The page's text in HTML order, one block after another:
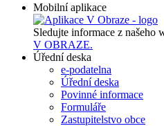
Mobilní aplikace
Sledujte informace z našeho
V OBRAZE.
Úřední deska
e-podatelna
Úřední deska
Povinné informace
Formuláře
Zastupitelstvo obce